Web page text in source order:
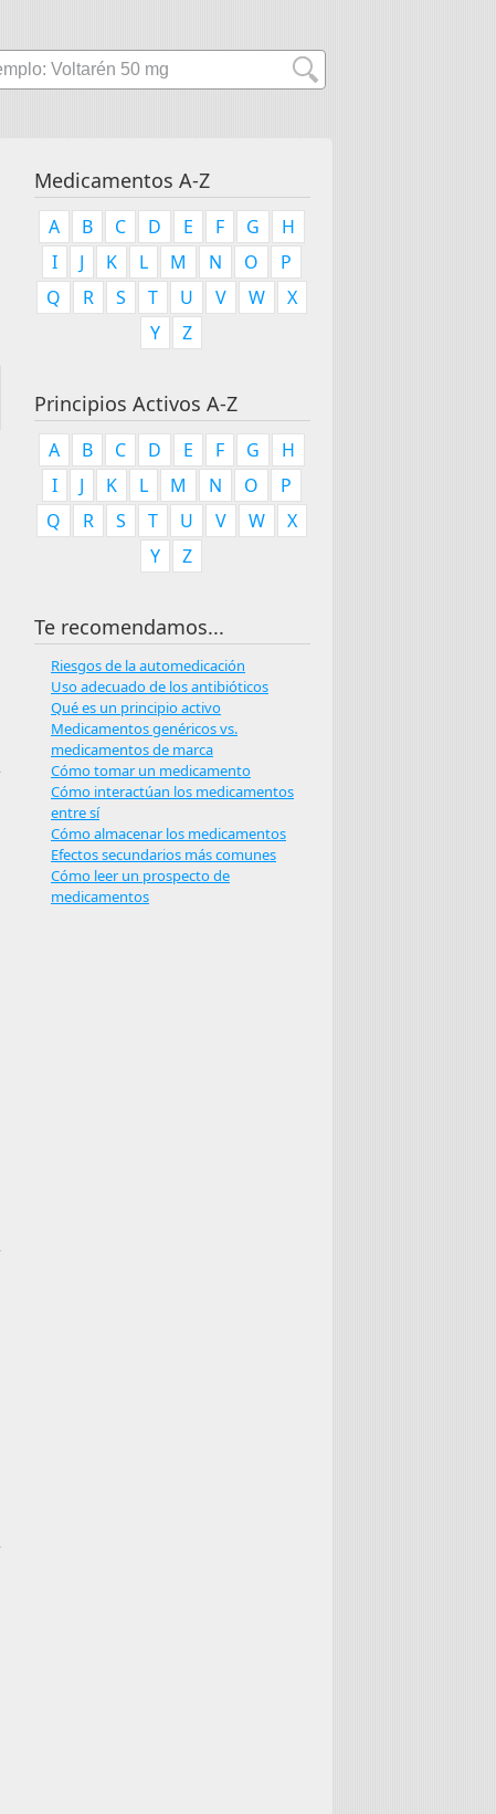
Medicamentos A-Z
A B C D E F G
H
I
J K L M N O
P
Q
R S T U V W
X
Y
Z
Principios Activos A-Z
A B C D E F G
H
I
J K L M N O
P
Q
R S T U V W
X
Y
Z
Te recomendamos...
Riesgos de la automedicación
Uso adecuado de los antibióticos
Qué es un principio activo
Medicamentos genéricos vs.
medicamentos de marca
Cómo tomar un medicamento
Cómo interactúan los medicamentos
entre sí
Cómo almacenar los medicamentos
Efectos secundarios más comunes
Cómo leer un prospecto de
medicamentos